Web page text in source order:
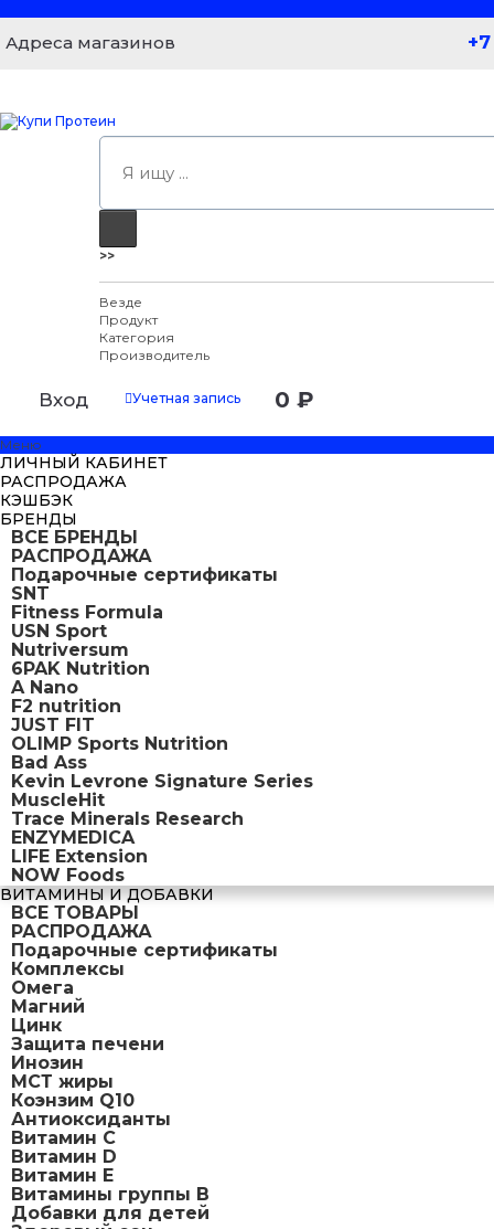
Адреса магазинов
>>
Везде
Продукт
Категория
Производитель
Вход Учетная запись 0 ₽
Меню
ЛИЧНЫЙ КАБИНЕТ
РАСПРОДАЖА
КЭШБЭК
БРЕНДЫ
ВСЕ БРЕНДЫ
РАСПРОДАЖА
Подарочные сертификаты
SNT
Fitness Formula
USN Sport
Nutriversum
6PAK Nutrition
A Nano
F2 nutrition
JUST FIT
OLIMP Sports Nutrition
Bad Ass
Kevin Levrone Signature Series
MuscleHit
Trace Minerals Research
ENZYMEDICA
LIFE Extension
NOW Foods
ВИТАМИНЫ И ДОБАВКИ
ВСЕ ТОВАРЫ
РАСПРОДАЖА
Подарочные сертификаты
Комплексы
Омега
Магний
Цинк
Защита печени
Инозин
МСТ жиры
Коэнзим Q10
Антиоксиданты
Витамин С
Витамин D
Витамин Е
Витамины группы B
Добавки для детей